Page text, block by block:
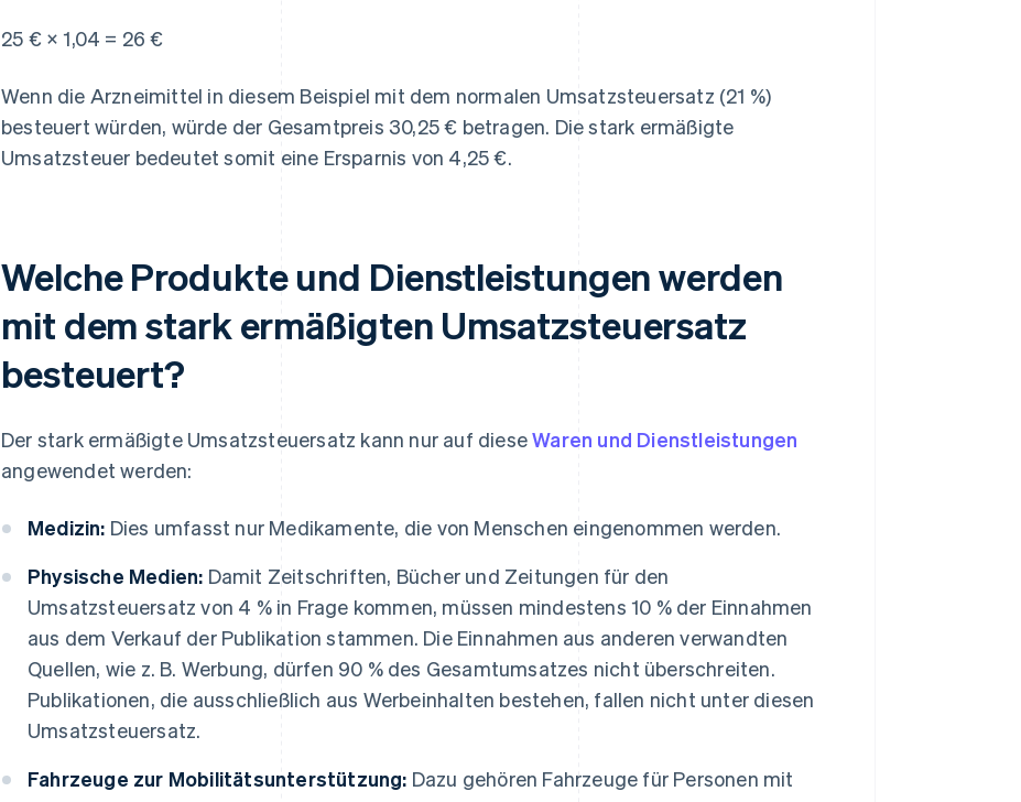
25 € × 1,04 = 26 €
Wenn die Arzneimittel in diesem Beispiel mit dem normalen Umsatzsteuersatz (21 %)
besteuert würden, würde der Gesamtpreis 30,25 € betragen. Die stark ermäßigte
Umsatzsteuer bedeutet somit eine Ersparnis von 4,25 €.
Welche Produkte und Dienstleistungen werden
mit dem stark ermäßigten Umsatzsteuersatz
besteuert?
Der stark ermäßigte Umsatzsteuersatz kann nur auf dieseWaren und Dienstleistungen
angewendet werden:
Medizin: Dies umfasst nur Medikamente, die von Menschen eingenommen werden.
Physische Medien: Damit Zeitschriften, Bücher und Zeitungen für den
Umsatzsteuersatz von 4 % in Frage kommen, müssen mindestens 10 % der Einnahmen
aus dem Verkauf der Publikation stammen. Die Einnahmen aus anderen verwandten
Quellen, wie z. B. Werbung, dürfen 90 % des Gesamtumsatzes nicht überschreiten.
Publikationen, die ausschließlich aus Werbeinhalten bestehen, fallen nicht unter diesen
Umsatzsteuersatz.
Fahrzeuge zur Mobilitätsunterstützung: Dazu gehören Fahrzeuge für Personen mit